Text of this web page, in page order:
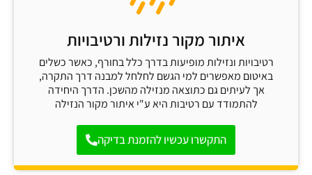
איתור מקור נזילות ורטיבויות
רטיבויות ונזילות מופיעות בדרך כלל בחורף, כאשר כשלים
באיטום מאפשרים למי הגשם לחלחל למבנה דרך התקרה,
אך לעיתים גם כתוצאה מנזילה מהשכן. הדרך היחידה
להתמודד עם רטיבות היא ע"י איתור מקור הנזילה
התקשרו עכשיו להזמנת בדיקה